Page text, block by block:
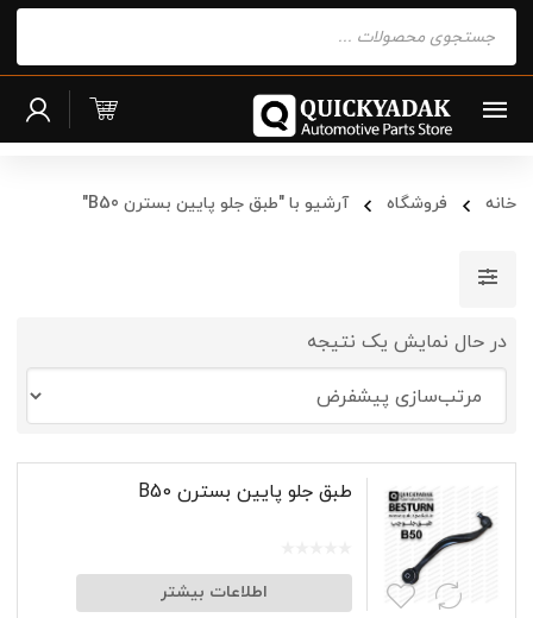
search
خانه فروشگاه آرشیو با "طبق جلو پایین بسترن B50"
در حال نمایش یک نتیجه
طبق جلو پایین بسترن B50
اطلاعات بیشتر